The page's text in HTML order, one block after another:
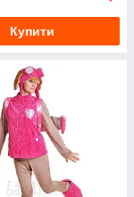
Купити